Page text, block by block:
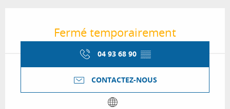
Fermé temporairement
04 93 68 90 ▒▒
CONTACTEZ-NOUS